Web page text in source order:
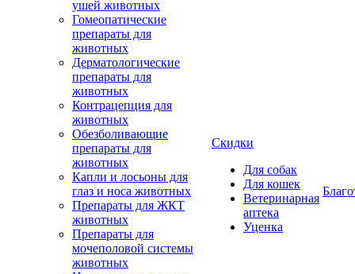
ушей животных
Гомеопатические
препараты для
животных
Дерматологические
препараты для
животных
Контрацепция для
животных
Обезболивающие
препараты для
животных
Капли и лосьоны для
глаз и носа животных
Препараты для ЖКТ
животных
Препараты для
мочеполовой системы
животных
Скидки
Для собак
Для кошек
Ветеринарная
аптека
Уценка